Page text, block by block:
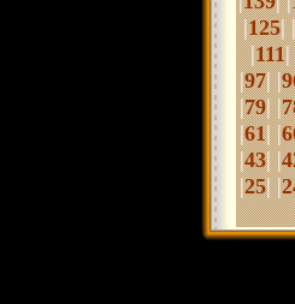
|125| |
|111
|97| |
|79| |
|61| |
|43| |
|25| |